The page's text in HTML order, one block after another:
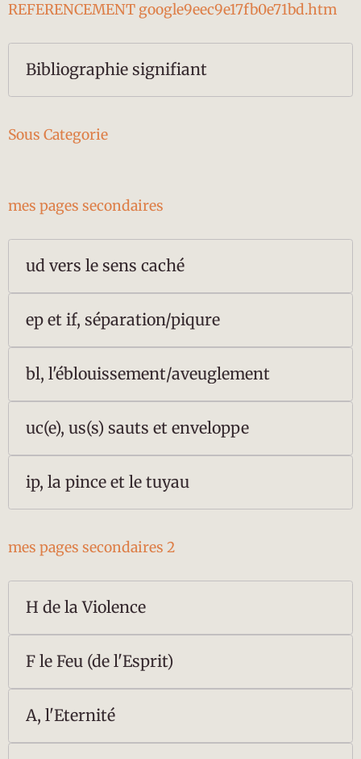
REFERENCEMENT google9eec9e17fb0e71bd.htm
Bibliographie signifiant
Sous Categorie
mes pages secondaires
ud vers le sens caché
ep et if, séparation/piqure
bl, l'éblouissement/aveuglement
uc(e), us(s) sauts et enveloppe
ip, la pince et le tuyau
mes pages secondaires 2
H de la Violence
F le Feu (de l'Esprit)
A, l'Eternité